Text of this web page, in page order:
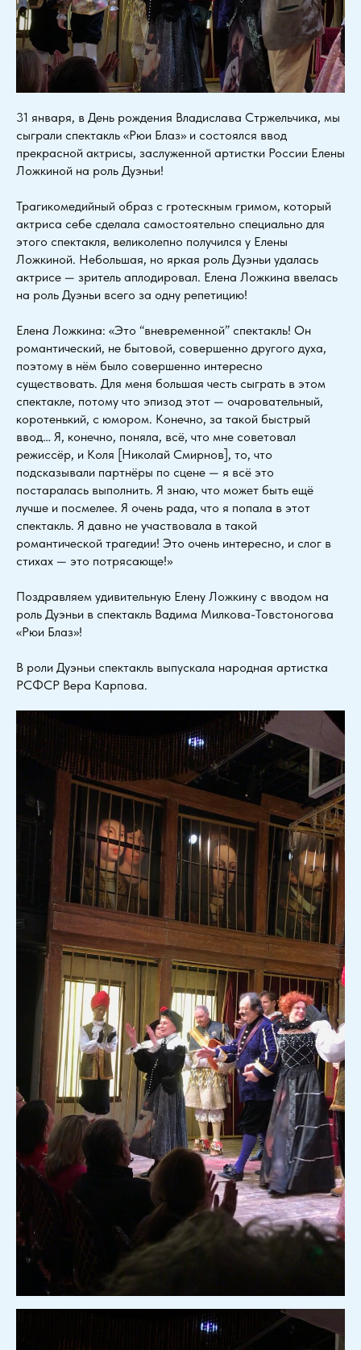
31 января, в День рождения Владислава Стржельчика, мы
сыграли спектакль «Рюи Блаз» и состоялся ввод
прекрасной актрисы, заслуженной артистки России Елены
Ложкиной на роль Дуэньи!
Трагикомедийный образ с гротескным гримом, который
актриса себе сделала самостоятельно специально для
этого спектакля, великолепно получился у Елены
Ложкиной. Небольшая, но яркая роль Дуэньи удалась
актрисе — зритель аплодировал. Елена Ложкина ввелась
на роль Дуэньи всего за одну репетицию!
Елена Ложкина: «Это “вневременной” спектакль! Он
романтический, не бытовой, совершенно другого духа,
поэтому в нём было совершенно интересно
существовать. Для меня большая честь сыграть в этом
спектакле, потому что эпизод этот — очаровательный,
коротенький, с юмором. Конечно, за такой быстрый
ввод… Я, конечно, поняла, всё, что мне советовал
режиссёр, и Коля [Николай Смирнов], то, что
подсказывали партнёры по сцене — я всё это
постаралась выполнить. Я знаю, что может быть ещё
лучше и посмелее. Я очень рада, что я попала в этот
спектакль. Я давно не участвовала в такой
романтической трагедии! Это очень интересно, и слог в
стихах — это потрясающе!»
Поздравляем удивительную Елену Ложкину с вводом на
роль Дуэньи в спектакль Вадима Милкова-Товстоногова
«Рюи Блаз»!
В роли Дуэньи спектакль выпускала народная артистка
РСФСР Вера Карпова.